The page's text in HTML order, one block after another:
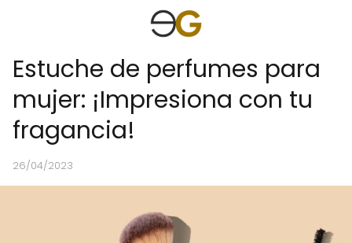
Estuche de perfumes para
mujer: ¡Impresiona con tu
fragancia!
26/04/2023